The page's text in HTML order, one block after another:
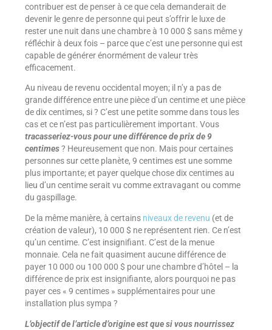
contribuer est de penser à ce que cela demanderait de
devenir le genre de personne qui peut s’offrir le luxe de
rester une nuit dans une chambre à 10 000 $ sans même y
réfléchir à deux fois – parce que c’est une personne qui est
capable de générer énormément de valeur très
efficacement.
Au niveau de revenu occidental moyen; il n’y a pas de
grande différence entre une pièce d’un centime et une pièce
de dix centimes, si ? C’est une petite somme dans tous les
cas et ce n’est pas particulièrement important. Vous
tracasseriez-vous pour une différence de prix de 9
centimes? Heureusement que non. Mais pour certaines
personnes sur cette planète, 9 centimes est une somme
plus importante; et payer quelque chose dix centimes au
lieu d’un centime serait vu comme extravagant ou comme
du gaspillage.
De la même manière, à certains niveaux de revenu (et de
création de valeur), 10 000 $ ne représentent rien. Ce n’est
qu’un centime. C’est insignifiant. C’est de la menue
monnaie. Cela ne fait quasiment aucune différence de
payer 10 000 ou 100 000 $ pour une chambre d’hôtel – la
différence de prix est insignifiante, alors pourquoi ne pas
payer ces « 9 centimes » supplémentaires pour une
installation plus sympa ?
L’objectif de l’article d’origine est que si vous nourrissez